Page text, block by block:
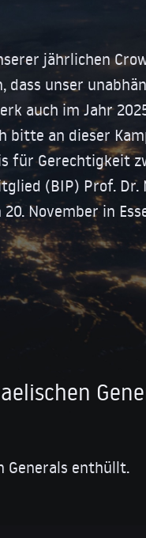
jährlichen
dass unser
auch im Jahr
bitte an dieser
für Gerechtigkeit
(BIP) Prof. Dr.
November in
Generals enthüllt.